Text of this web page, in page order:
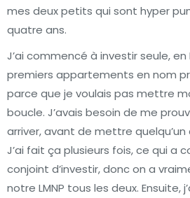
mes deux petits qui sont hyper
quatre ans.
J’ai commencé à investir seule, en
premiers appartements en nom
parce que je voulais pas mettre
boucle. J’avais besoin de me
arriver, avant de mettre quelqu’un
J’ai fait ça plusieurs fois, ce qui a
conjoint d’investir, donc on a
notre LMNP tous les deux. Ensuite,